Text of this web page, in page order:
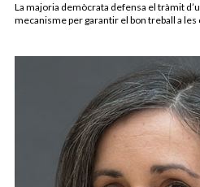
La majoria demòcrata defensa el tràmit
mecanisme per garantir el bon treball a